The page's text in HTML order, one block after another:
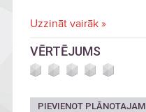
Uzzināt vairāk »
VĒRTĒJUMS
PIEVIENOT PLĀNOTAJAM